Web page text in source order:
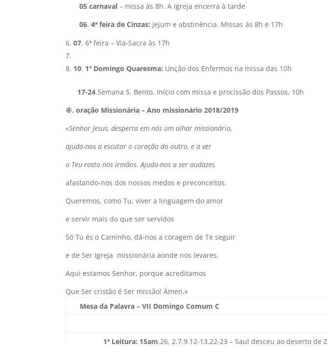
05 carnaval – missa às 8h. A igreja encerra à tarde
06.4ª feira de Cinzas: jejum e abstinência. Missas às 8h e 17h
07. 6ª feira – Via-Sacra às 17h
10. 1º Domingo Quaresma: Unção dos Enfermos na missa das 10h
17-24.Semana S. Bento. Início com missa e procissão dos Passos, 10h
④. oração Missionária – Ano missionário 2018/2019
«Senhor Jesus, desperta em nós um olhar missionário,
ajuda-nos a escutar o coração do outro, e a ver
o Teu rosto nos irmãos. Ajuda-nos a ser audazes
afastando-nos dos nossos medos e preconceitos.
Queremos, como Tu, viver a linguagem do amor
e servir mais do que ser servidos
Só Tu és o Caminho, dá-nos a coragem de Te seguir
e de Ser Igreja missionária aonde nos levares.
Aqui estamos Senhor, porque acreditamos
Que Ser cristão é Ser missão! Ámen.»
Mesa da Palavra – VII Domingo Comum C
1ª Leitura: 1Sam.26, 2.7.9.12-13.22-23 – Saul desceu ao deserto